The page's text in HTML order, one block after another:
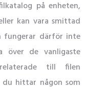
på enheten,
kan vara smittad
fungerar därför inte
över de vanligaste
till filen
du hittar någon som